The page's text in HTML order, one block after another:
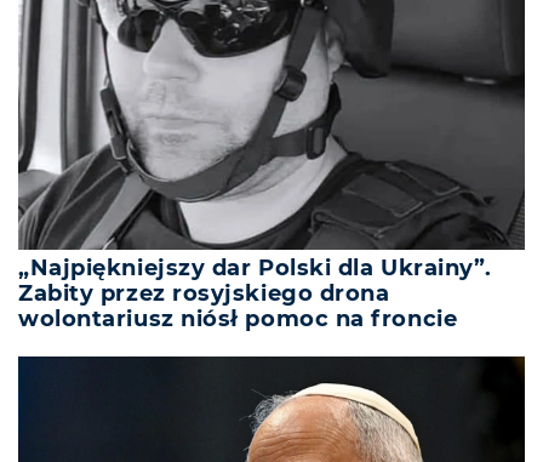
„Najpiękniejszy dar Polski dla Ukrainy”.
Zabity przez rosyjskiego drona
wolontariusz niósł pomoc na froncie